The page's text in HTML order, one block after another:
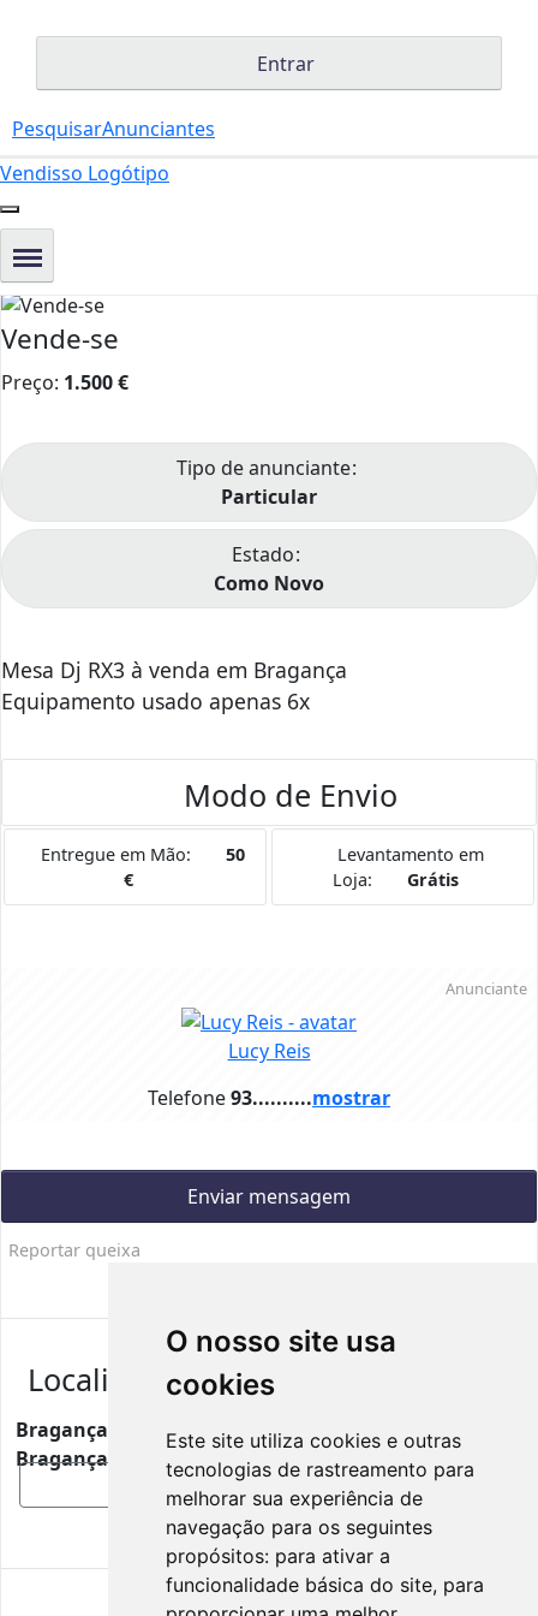
O nosso site usa
cookies
Este site utiliza cookies e outras
tecnologias de rastreamento para
melhorar sua experiência de
navegação para os seguintes
propósitos: para ativar a
funcionalidade básica do site, para
Entrar
PesquisarAnunciantes
Vendisso Logótipo
Vende-se
Preço: 1.500€
Tipo de anunciante
Particular
Estado
Como Novo
Mesa Dj RX3 à venda em Bragança
Equipamento usado apenas 6x
Modo de Envio
Entregue em Mão:
50
€
Levantamento em
Loja:
Grátis
Telefone93..........mostrar
Anunciante
Lucy Reis
Enviar mensagem
Reportar queixa
Localização
Bragança
Bragança, Portugal, 5300-068